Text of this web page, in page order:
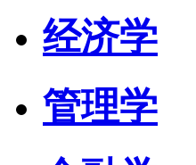
经济学
管理学